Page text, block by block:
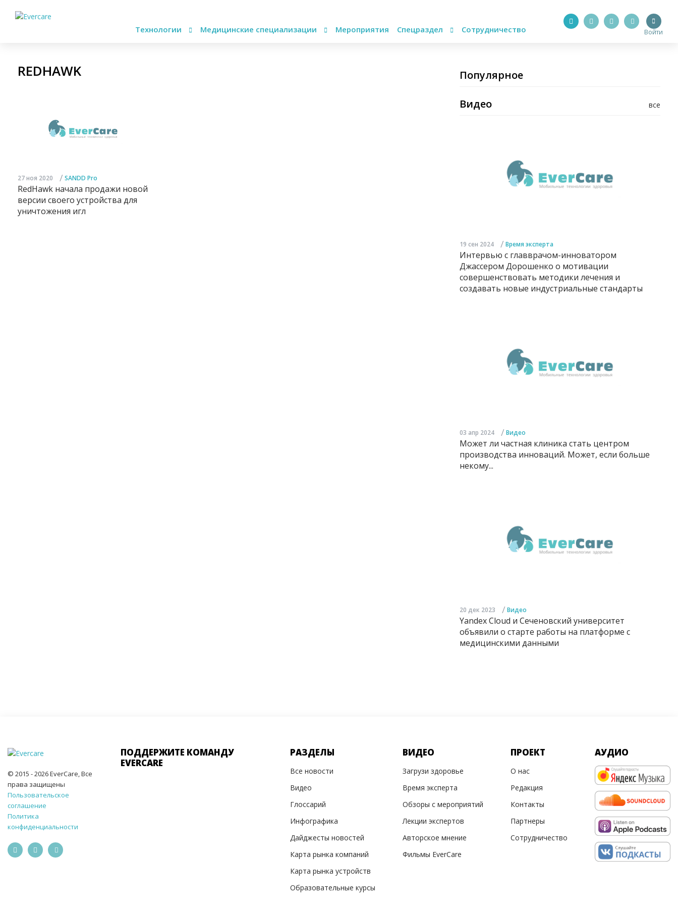
Технологии Медицинские специализации Мероприятия Спецраздел Сотрудничество Войти
REDHAWK
27 ноя 2020 / SANDD Pro
RedHawk начала продажи новой
версии своего устройства для
уничтожения игл
Популярное
все
Видео
19 сен 2024 / Время эксперта
Интервью с главврачом-инноватором
Джассером Дорошенко о мотивации
совершенствовать методики лечения и
создавать новые индустриальные стандарты
03 апр 2024 / Видео
Может ли частная клиника стать центром
производства инноваций. Может, если больше
некому...
20 дек 2023 / Видео
Yandex Cloud и Сеченовский университет
объявили о старте работы на платформе с
медицинскими данными
© 2015 - 2026 EverCare, Все
права защищены
Пользовательское
соглашение
Политика
конфиденциальности
ПОДДЕРЖИТЕ КОМАНДУ
EVERCARE
РАЗДЕЛЫ
Все новости
Видео
Глоссарий
Инфографика
Дайджесты новостей
Карта рынка компаний
Карта рынка устройств
Образовательные курсы
ВИДЕО
Загрузи здоровье
Время эксперта
Обзоры с мероприятий
Лекции экспертов
Авторское мнение
Фильмы EverCare
ПРОЕКТ
О нас
Редакция
Контакты
Партнеры
Сотрудничество
АУДИО